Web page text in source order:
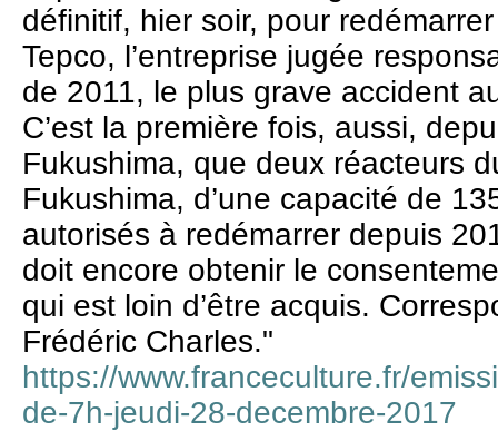
définitif, hier soir, pour
Tepco, l’entreprise jugée
de 2011, le plus grave accident
C’est la première fois, aussi,
Fukushima, que deux réacteurs
Fukushima, d’une capacité de
autorisés à redémarrer depuis
doit encore obtenir le
qui est loin d’être acquis.
Frédéric Charles."
https://www.franceculture.fr/
de-7h-jeudi-28-decembre-2017